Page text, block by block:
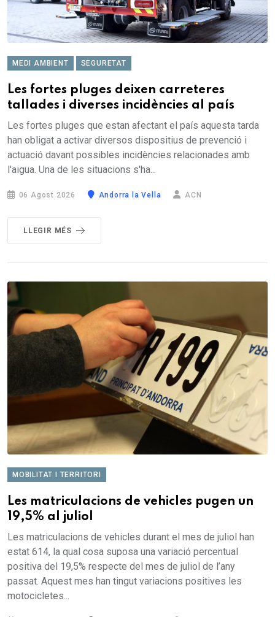
MEDI AMBIENT SEGURETAT
Les fortes pluges deixen carreteres
tallades i diverses incidències al país
Les fortes pluges que estan afectant el país aquesta tarda
han obligat a activar diversos dispositius de prevenció i
actuació davant possibles incidències relacionades amb
l'aigua. Una de les situacions s'ha...
06 Agost 2026 Andorra la Vella ACN
LLEGIR MÉS
MOBILITAT I TERRITORI
Les matriculacions de vehicles pugen un
19,5% al juliol
Les matriculacions de vehicles durant el mes de juliol han
estat 614, la qual cosa suposa una variació percentual
positiva del 19,5% respecte del mes de juliol de l’any
passat. Aquest mes han tingut variacions positives les
motocicletes...